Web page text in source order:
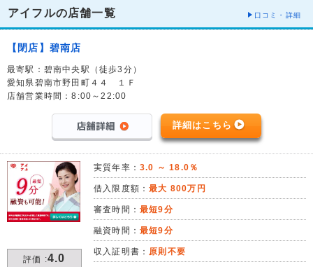
アイフルの店舗一覧 口コミ・詳細
【閉店】碧南店
最寄駅：碧南中央駅（徒歩3分）
愛知県碧南市野田町４４ １Ｆ
店舗営業時間：8:00～22:00
詳細はこちら
評価 :4.0
実質年率： 3.0 ～ 18.0％
借入限度額：最大 800万円
審査時間： 最短9分
融資時間： 最短9分
収入証明書： 原則不要